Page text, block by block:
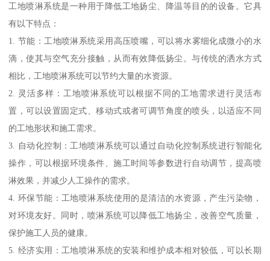
工地喷淋系统是一种用于降低工地扬尘、降温等目的的设备。它具
有以下特点：
1. 节能：工地喷淋系统采用高压喷嘴，可以将水雾细化成微小的水
滴，使其与空气充分接触，从而有效降低扬尘。与传统的洒水方式
相比，工地喷淋系统可以节约大量的水资源。
2. 灵活多样：工地喷淋系统可以根据不同的工地需求进行灵活布
置，可以设置固定式、移动式或者可调节角度的喷头，以适应不同
的工地形状和施工需求。
3. 自动化控制：工地喷淋系统可以通过自动化控制系统进行智能化
操作，可以根据环境条件、施工时间等参数进行自动调节，提高喷
淋效果，并减少人工操作的需求。
4. 环保节能：工地喷淋系统使用的是清洁的水资源，产生污染物，
对环境友好。同时，喷淋系统可以降低工地扬尘，改善空气质量，
保护施工人员的健康。
5. 经济实用：工地喷淋系统的安装和维护成本相对较低，可以长期